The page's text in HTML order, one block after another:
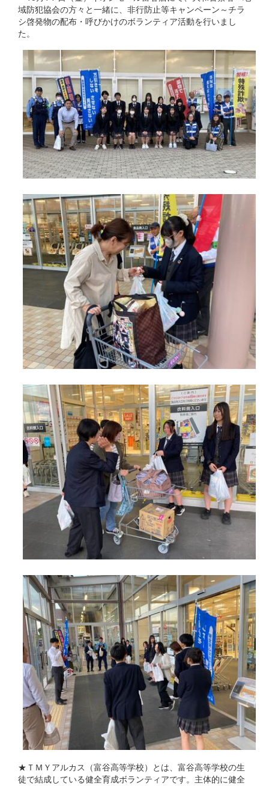
域防犯協会の方々と一緒に、非行防止等キャンペーン～チラ
シ啓発物の配布・呼びかけのボランティア活動を行いまし
た。
★ＴＭＹアルカス（富谷高等学校）とは、富谷高等学校の生
徒で結成している健全育成ボランティアです。主体的に健全